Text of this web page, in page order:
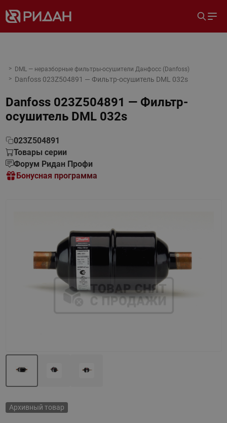
DML — неразборные фильтры-осушители Данфосс (Danfoss)
Danfoss 023Z504891 — Фильтр-осушитель DML 032s
Danfoss 023Z504891 — Фильтр-
осушитель DML 032s
023Z504891
Товары серии
Форум Ридан Профи
Бонусная программа
Архивный товар